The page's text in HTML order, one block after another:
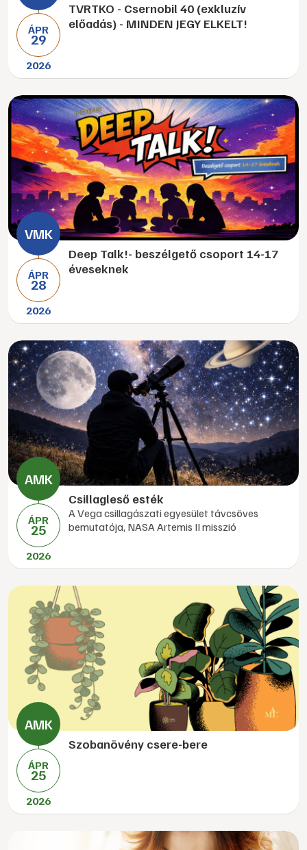
ÁPR
29
2026
TVRTKO - Csernobil 40 (exkluzív
előadás) - MINDEN JEGY ELKELT!
ÁPR
28
2026
Deep Talk!- beszélgető csoport 14-17
éveseknek
ÁPR
25
2026
Csillagleső esték
A Vega csillagászati egyesület távcsöves
bemutatója, NASA Artemis II misszió
ÁPR
25
2026
Szobanövény csere-bere